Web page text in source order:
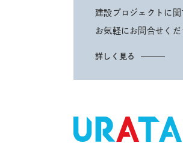
建設プロジェクトに
お気軽にお問合せくだ
詳しく見る